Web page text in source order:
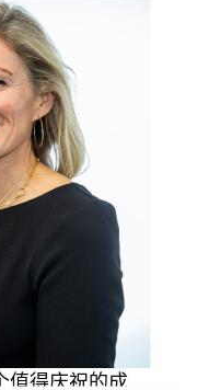
值得庆祝的成